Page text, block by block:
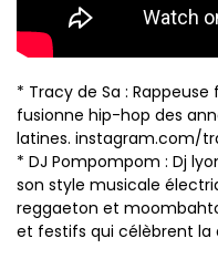
* Tracy de Sa :
fusionne hip-hop des
latines. instagram.com/
* DJ Pompompom : Dj
son style musicale
reggaeton et
et festifs qui célèbrent la